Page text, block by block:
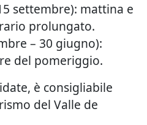
settembre): mattina e
prolungato.
– 30 giugno):
del pomeriggio.
è consigliabile
del Valle de